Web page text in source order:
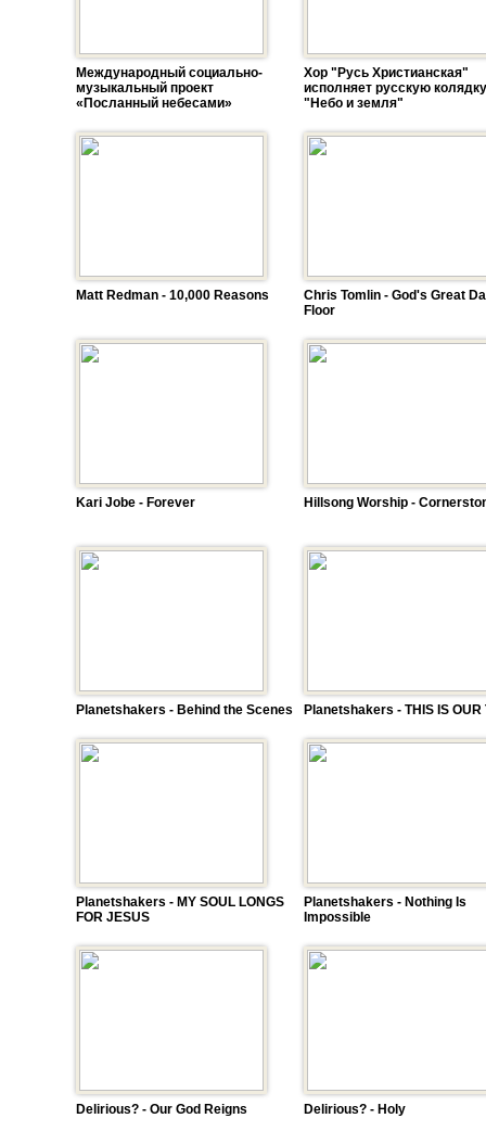
Международный социально-
музыкальный проект
«Посланный небесами»
Хор "Русь Христианская"
исполняет русскую колядку
"Небо и земля"
Matt Redman - 10,000 Reasons
Chris Tomlin - God's Great
Floor
Kari Jobe - Forever Hillsong Worship -
Planetshakers - Behind the Scenes Planetshakers - THIS IS OUR
Planetshakers - MY SOUL LONGS
FOR JESUS
Planetshakers - Nothing Is
Impossible
Delirious? - Our God Reigns Delirious? - Holy